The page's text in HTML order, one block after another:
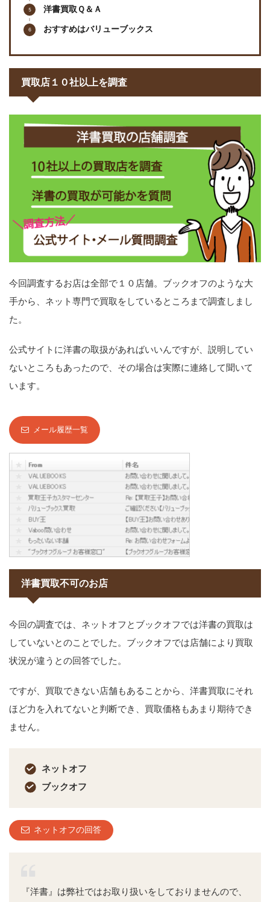
洋書買取Ｑ＆Ａ
おすすめはバリューブックス
買取店１０社以上を調査
今回調査するお店は全部で１０店舗。ブックオフのような大
手から、ネット専門で買取をしているところまで調査しまし
た。
公式サイトに洋書の取扱があればいいんですが、説明してい
ないところもあったので、その場合は実際に連絡して聞いて
います。
メール履歴一覧
洋書買取不可のお店
今回の調査では、ネットオフとブックオフでは洋書の買取は
していないとのことでした。ブックオフでは店舗により買取
状況が違うとの回答でした。
ですが、買取できない店舗もあることから、洋書買取にそれ
ほど力を入れてないと判断でき、買取価格もあまり期待でき
ません。
ネットオフ
ブックオフ
ネットオフの回答
『洋書』は弊社ではお取り扱いをしておりませんので、